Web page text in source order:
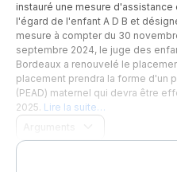
instauré une mesure
l'égard de l'enfant A D B et
mesure à compter du 30
septembre 2024, le juge des
Bordeaux a renouvelé le
placement prendra la forme d'un
(PEAD) maternel qui devra être
2025. Lire la suite…